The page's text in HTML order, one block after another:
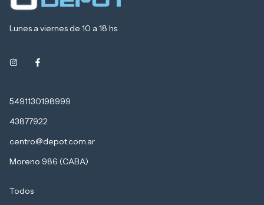
Lunes a viernes de 10 a 18 hs.
5491130198999
43877922
centro@depot.com.ar
Moreno 986 (CABA)
Todos